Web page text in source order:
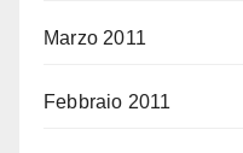
Marzo 2011
Febbraio 2011